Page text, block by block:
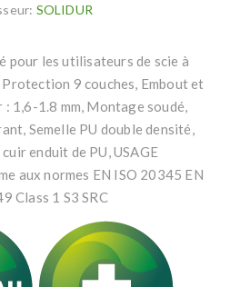
SOLIDUR
pour les utilisateurs de scie à
Protection 9 couches, Embout et
1,6-1.8 mm, Montage soudé,
Semelle PU double densité,
enduit de PU, USAGE
aux normes EN ISO 20345 EN
Class 1 S3 SRC